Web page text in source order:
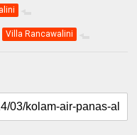
Villa Rancawalini